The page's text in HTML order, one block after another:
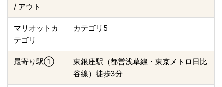
/ アウト
マリオットカ
テゴリ
カテゴリ5
最寄り駅①
東銀座駅（都営浅草線・東京メトロ日比
谷線）徒歩3分